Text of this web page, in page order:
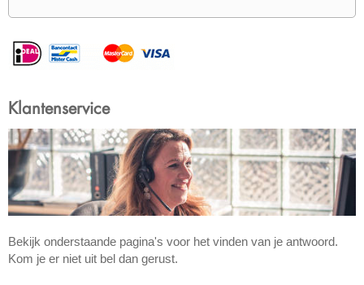
Klantenservice
Bekijk onderstaande pagina's voor het vinden van je antwoord.
Kom je er niet uit bel dan gerust.